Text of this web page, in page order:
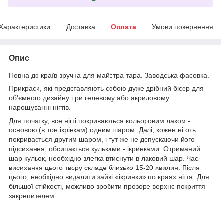
Доставка Оплата Умови повернення
Опис
Повна до країв зручна для майстра тара. Заводська фасовка.
Прикраси, які представляють собою дуже дрібний бісер для
об'ємного дизайну при гелевому або акриловому
нарощуванні нігтів.
Для початку, все нігті покриваються кольоровим лаком -
основою (в тон ікрінкам) одним шаром. Далі, кожен ніготь
покривається другим шаром, і тут же не допускаючи його
підсихання, обсипається кульками - ікринками. Отриманий
шар кульок, необхідно злегка втиснути в лаковий шар. Час
висихання цього твору складе близько 15-20 хвилин. Після
цього, необхідно видалити зайві «ікринки» по краях нігтя. Для
більшої стійкості, можливо зробити прозоре верхнє покриття
закрепителем.